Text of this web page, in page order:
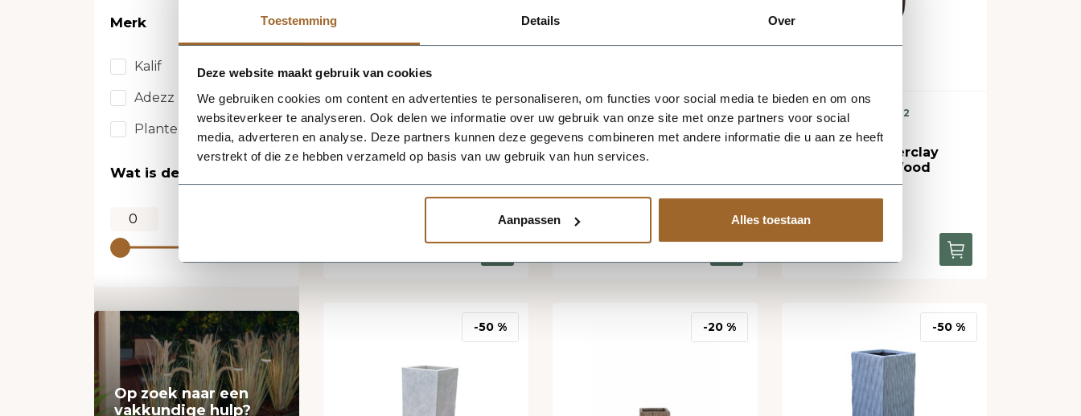
Toestemming Details Over
Deze website maakt gebruik van cookies
We gebruiken cookies om content en advertenties te personaliseren, om functies voor social media te bieden en om ons
websiteverkeer te analyseren. Ook delen we informatie over uw gebruik van onze site met onze partners voor social
media, adverteren en analyse. Deze partners kunnen deze gegevens combineren met andere informatie die u aan ze heeft
verstrekt of die ze hebben verzameld op basis van uw gebruik van hun services.
Aanpassen Alles toestaan
Merk
Kalif
Adezz
Plantenbakken & Zo
Wat is de prijs?
Op zoek naar een
vakkundige hulp?
Levering binnen 2
Plantenbak Fiberclay
34x34x70 cm Antraciet
Levering binnen 2
Plantenbak Fiberclay
Houtstructuur
80,71
Levering binnen 2
Plantenbak Fiberclay
28x28x60 cm Wood
-50 % -20 % -50 %